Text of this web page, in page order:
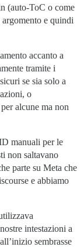
(auto-ToC o come
e quindi
accanto a
tramite i
se sia solo a
o
alcune ma non
manuali per le
non saltavano
parte su Meta che
e abbiamo
intestazioni a
sembrasse